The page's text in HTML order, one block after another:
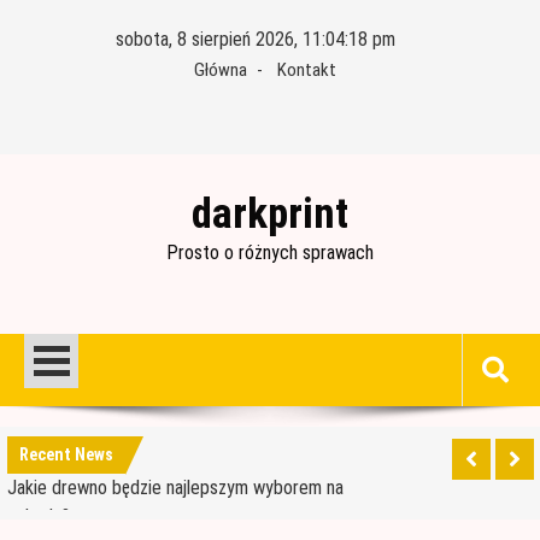
sobota, 8 sierpień 2026, 11:04:19 pm
Główna Kontakt
darkprint
Prosto o różnych sprawach
Recent News
Materiały budowlane potrzebne do ocieplenia
garażu
Czym jest papa i jak ją stosować?
Jakie drewno będzie najlepszym wyborem na
schody?
Jak wybrać dobre drewno konstrukcyjne?